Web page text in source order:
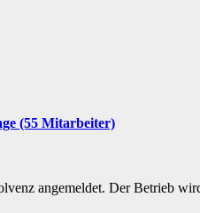
(55 Mitarbeiter)
angemeldet. Der Betrieb